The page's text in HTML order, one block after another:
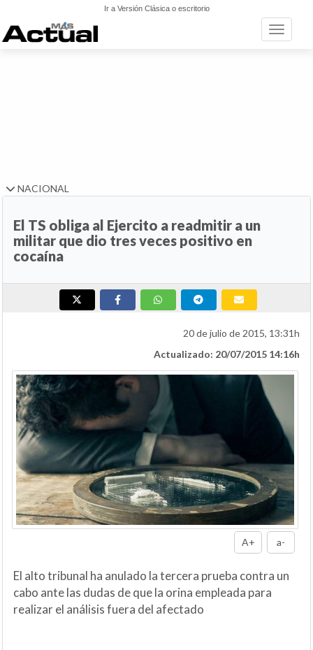
Ir a Versión Clásica o escritorio
Toggle
NACIONAL
El TS obliga al Ejercito a readmitir a un
militar que dio tres veces positivo en
cocaína
20 de julio de 2015, 13:31h
Actualizado: 20/07/2015 14:16h
A+ a-
El alto tribunal ha anulado la tercera prueba contra un
cabo ante las dudas de que la orina empleada para
realizar el análisis fuera del afectado